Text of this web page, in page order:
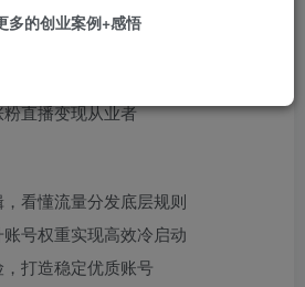
量惨淡运营
频内容新手
直播变现从业者
看懂流量分发底层规则
号权重实现高效冷启动
打造稳定优质账号
多的创业案例+感悟